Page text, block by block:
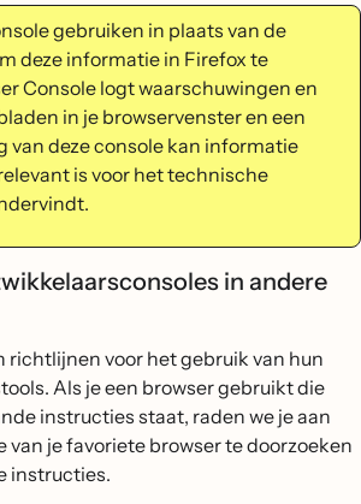
gebruiken in plaats van de
deze informatie in Firefox te
Console logt waarschuwingen en
in je browservenster en een
van deze console kan informatie
is voor het technische
in andere
richtlijnen voor het gebruik van hun
Als je een browser gebruikt die
instructies staat, raden we je aan
je favoriete browser te doorzoeken
instructies.